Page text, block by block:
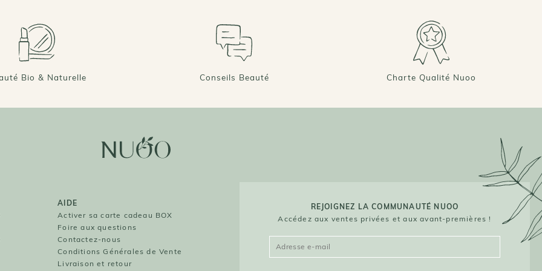
Bio & Naturelle Conseils Beauté Charte Qualité Nuoo
AIDE
Activer sa carte cadeau BOX
Foire aux questions
Contactez-nous
Conditions Générales de Vente
Livraison et retour
REJOIGNEZ LA COMMUNAUTÉ NUOO
Accédez aux ventes privées et aux avant-premières !